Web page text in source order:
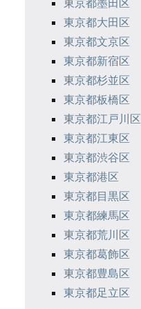
東京都大田区
東京都文京区
東京都新宿区
東京都杉並区
東京都板橋区
東京都江戸川区
東京都江東区
東京都渋谷区
東京都港区
東京都目黒区
東京都練馬区
東京都荒川区
東京都葛飾区
東京都豊島区
東京都足立区